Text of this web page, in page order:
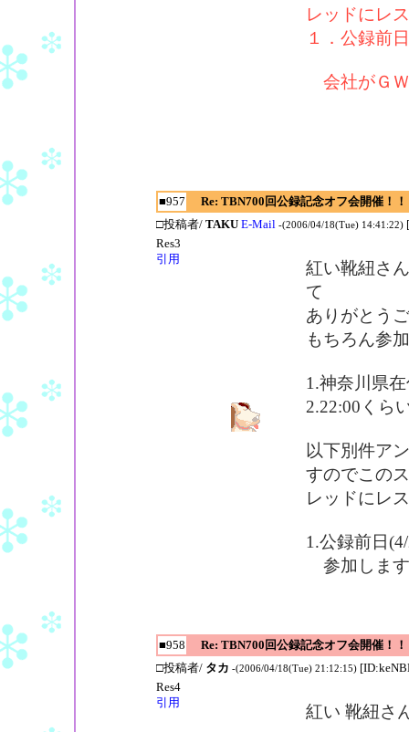
レッドにレ
１．公録前
会社がＧＷ
■957 Re: TBN700回公録記念オフ会開催！！
□投稿者/ TAKU E-Mail -(2006/04/18(Tue) 14:41:22)
Res3
引用
紅い靴紐さ
て
ありがとう
もちろん参
1.神奈川県
2.22:00くら
以下別件ア
すのでこのス
レッドにレ
1.公録前日
参加します
■958 Re: TBN700回公録記念オフ会開催！！
□投稿者/ タカ -(2006/04/18(Tue) 21:12:15)
Res4
引用
紅い 靴紐さ